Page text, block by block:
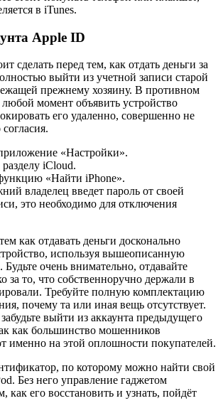
в iTunes.
Apple ID
сделать перед тем, как отдать деньги за
выйти из учетной записи старой
прежнему хозяину. В противном
момент объявить устройство
его удаленно, совершенно не
«Настройки».
iCloud.
«Найти iPhone».
владелец введет пароль от своей
это необходимо для отключения
как отдавать деньги досконально
используя вышеописанную
очень внимательно, отдавайте
за то, что собственноручно держали в
Требуйте полную комплектацию
почему та или иная вещь отсутствует.
выйти из аккаунта предыдущего
как большинство мошенников
именно на этой оплошности покупателей.
по которому можно найти свой
Без него управление гаджетом
его восстановить и узнать, пойдёт